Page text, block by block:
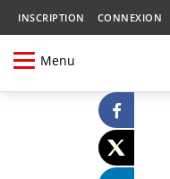
INSCRIPTION CONNEXION
Menu